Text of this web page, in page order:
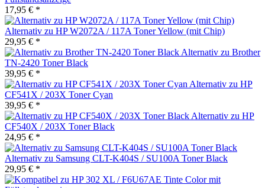
17,95 € *
Alternativ zu HP W2072A / 117A Toner Yellow (mit Chip)
29,95 € *
Alternativ zu Brother
TN-2420 Toner Black
39,95 € *
Alternativ zu HP
CF541X / 203X Toner Cyan
39,95 € *
Alternativ zu HP
CF540X / 203X Toner Black
24,95 € *
Alternativ zu Samsung CLT-K404S / SU100A Toner Black
29,95 € *